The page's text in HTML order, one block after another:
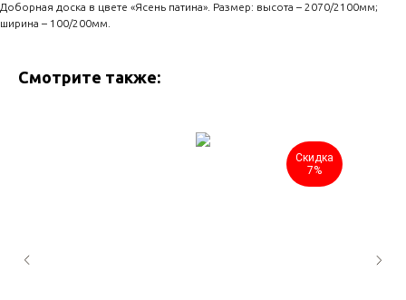
Доборная доска в цвете «Ясень патина». Размер: высота – 2070/2100мм;
ширина – 100/200мм.
Смотрите также:
Скидка
7%